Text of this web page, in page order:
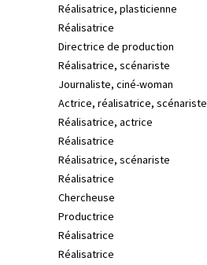
Réalisatrice, plasticienne
Réalisatrice
Directrice de production
Réalisatrice, scénariste
Journaliste, ciné-woman
Actrice, réalisatrice, scénariste
Réalisatrice, actrice
Réalisatrice
Réalisatrice, scénariste
Réalisatrice
Chercheuse
Productrice
Réalisatrice
Réalisatrice